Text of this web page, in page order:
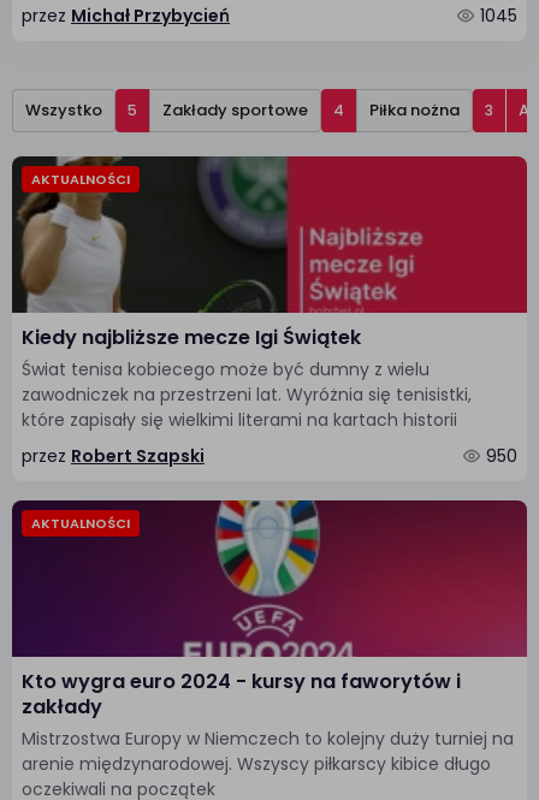
przez Michał Przybycień 1045
Wszystko Zakłady sportowe Piłka nożna
AKTUALNOŚCI
Kiedy najbliższe mecze Igi Świątek
Świat tenisa kobiecego może być dumny z wielu
zawodniczek na przestrzeni lat. Wyróżnia się tenisistki,
które zapisały się wielkimi literami na kartach historii
przez Robert Szapski 950
AKTUALNOŚCI
Kto wygra euro 2024 - kursy na faworytów i
zakłady
Mistrzostwa Europy w Niemczech to kolejny duży turniej na
arenie międzynarodowej. Wszyscy piłkarscy kibice długo
oczekiwali na początek